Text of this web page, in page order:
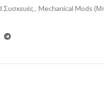
Συσκευές, Mechanical Mods